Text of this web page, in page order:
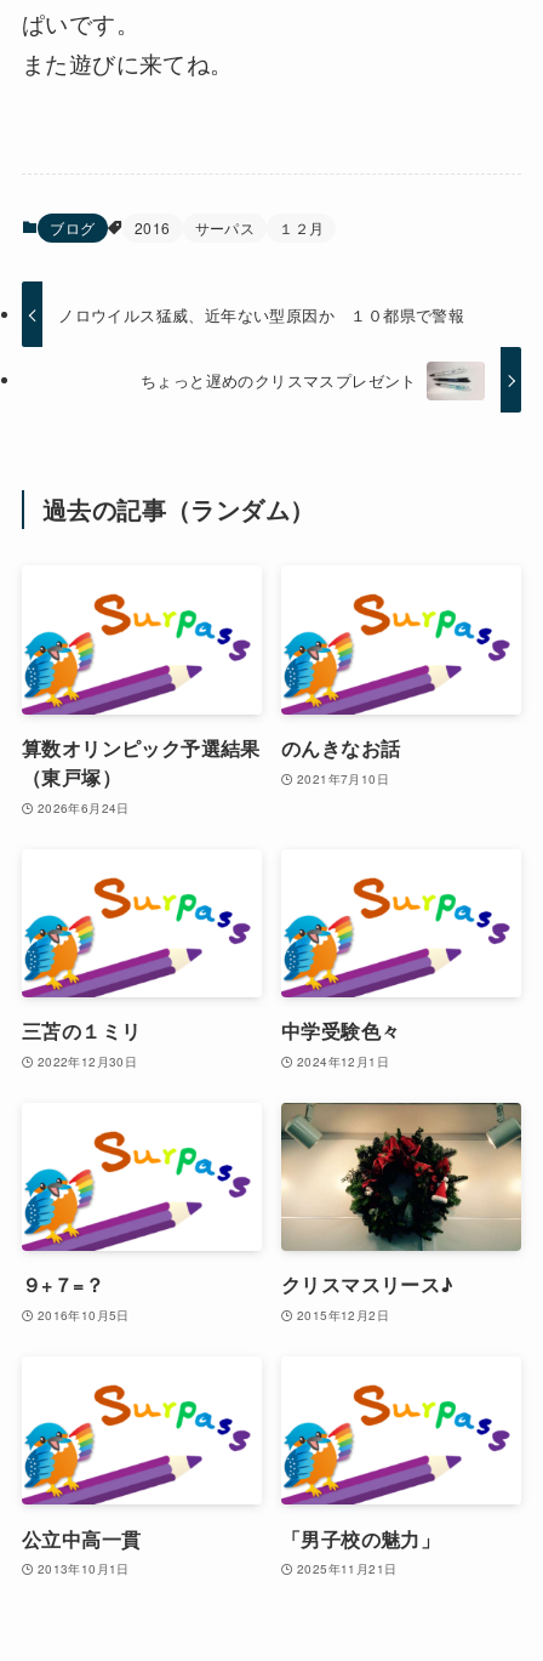
ぱいです。
また遊びに来てね。
ブログ 2016 サーパス １２月
ノロウイルス猛威、近年ない型原因か １０都県で警報
ちょっと遅めのクリスマスプレゼント
過去の記事（ランダム）
算数オリンピック予選結果
（東戸塚）
2026年6月24日
のんきなお話
2021年7月10日
三苫の１ミリ
2022年12月30日
中学受験色々
2024年12月1日
９+７=？
2016年10月5日
クリスマスリース♪
2015年12月2日
公立中高一貫
2013年10月1日
「男子校の魅力」
2025年11月21日